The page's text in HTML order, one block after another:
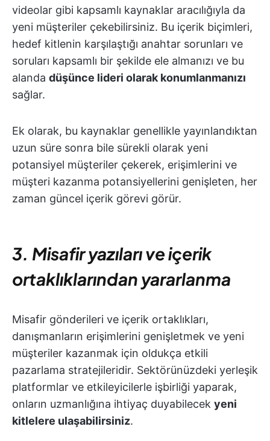
videolar gibi kapsamlı kaynaklar aracılığıyla da
yeni müşteriler çekebilirsiniz. Bu içerik biçimleri,
hedef kitlenin karşılaştığı anahtar sorunları ve
soruları kapsamlı bir şekilde ele almanızı ve bu
alanda düşünce lideri olarak konumlanmanızı
sağlar.
Ek olarak, bu kaynaklar genellikle yayınlandıktan
uzun süre sonra bile sürekli olarak yeni
potansiyel müşteriler çekerek, erişimlerini ve
müşteri kazanma potansiyellerini genişleten, her
zaman güncel içerik görevi görür.
3. Misafir yazıları ve içerik
ortaklıklarından yararlanma
Misafir gönderileri ve içerik ortaklıkları,
danışmanların erişimlerini genişletmek ve yeni
müşteriler kazanmak için oldukça etkili
pazarlama stratejileridir. Sektörünüzdeki yerleşik
platformlar ve etkileyicilerle işbirliği yaparak,
onların uzmanlığına ihtiyaç duyabilecek yeni
kitlelere ulaşabilirsiniz.